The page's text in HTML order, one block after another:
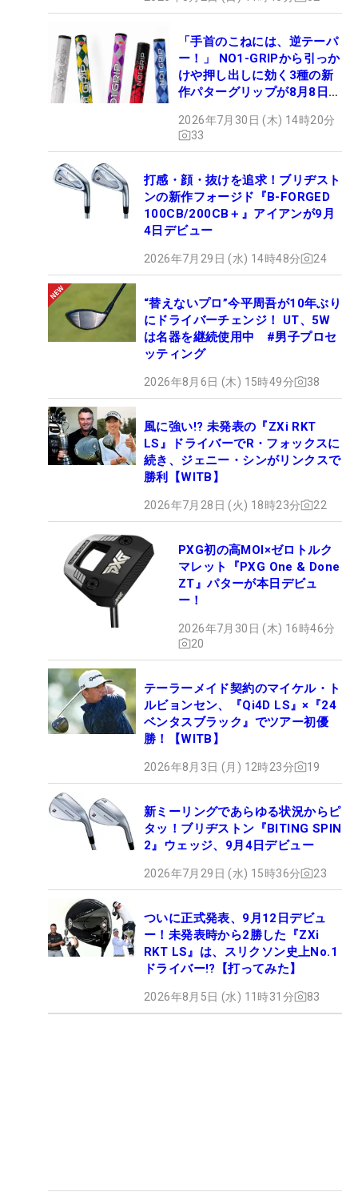
「手首のこねには、逆テーパ
ー！」 NO1-GRIPから引っか
けや押し出しに効く3種の新
作パターグリップが8月8日デ
2026年7月30日 (木) 14時20分
33
打感・顔・抜けを追求！ブリヂスト
ンの新作フォージド『B-FORGED
100CB/200CB＋』アイアンが9月
4日デビュー
2026年7月29日 (水) 14時48分 24
“替えないプロ”今平周吾が10年ぶり
にドライバーチェンジ！ UT、5W
は名器を継続使用中 #男子プロセ
ッティング
2026年8月6日 (木) 15時49分 38
風に強い!? 未発表の『ZXi RKT
LS』ドライバーでR・フォックスに
続き、ジェニー・シンがリンクスで
勝利【WITB】
2026年7月28日 (火) 18時23分 22
PXG初の高MOI×ゼロトルク
マレット『PXG One & Done
ZT』パターが本日デビュ
ー！
2026年7月30日 (木) 16時46分
20
テーラーメイド契約のマイケル・ト
ルビョンセン、『Qi4D LS』×『24
ベンタスブラック』でツアー初優
勝！【WITB】
2026年8月3日 (月) 12時23分 19
新ミーリングであらゆる状況からピ
タッ！ブリヂストン『BITING SPIN
2』ウェッジ、9月4日デビュー
2026年7月29日 (水) 15時36分 23
ついに正式発表、9月12日デビュ
ー！未発表時から2勝した『ZXi
RKT LS』は、スリクソン史上No.1
ドライバー!?【打ってみた】
2026年8月5日 (水) 11時31分 83